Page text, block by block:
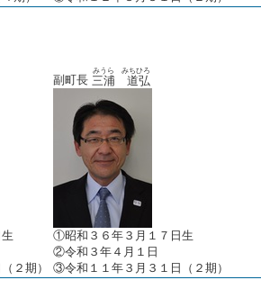
生
２期）
副町長 三浦 道弘
みうら みちひろ
①昭和３６年３月１７日生
②令和３年４月１日
③令和１１年３月３１日（２期）